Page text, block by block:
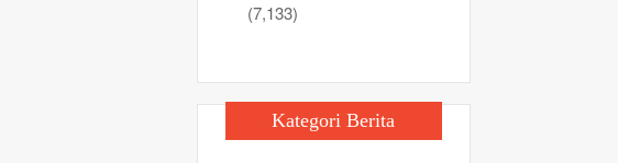
(7,133)
Kategori Berita